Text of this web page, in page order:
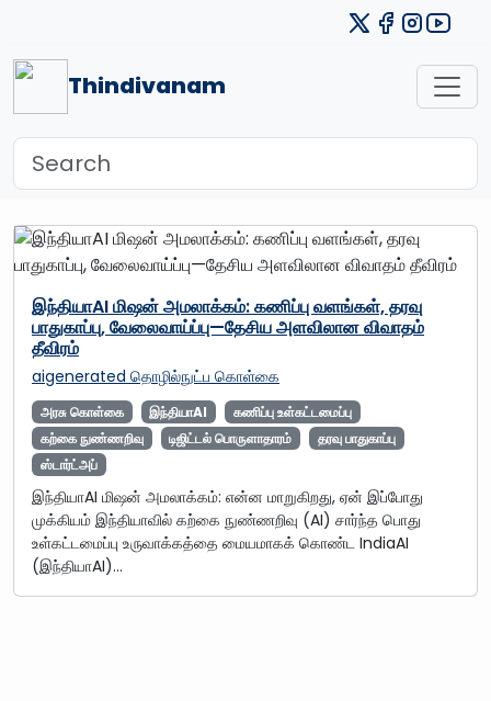
Thindivanam
இந்தியாAI மிஷன் அமலாக்கம்: கணிப்பு வளங்கள், தரவு
பாதுகாப்பு, வேலைவாய்ப்பு—தேசிய அளவிலான விவாதம்
தீவிரம்
aigenerated தொழில்நுட்ப கொள்கை
அரசு கொள்கை இந்தியாAI
கணிப்பு உள்கட்டமைப்பு
கற்கை நுண்ணறிவு
டிஜிட்டல் பொருளாதாரம்
தரவு பாதுகாப்பு
ஸ்டார்ட்அப்
இந்தியாAI மிஷன் அமலாக்கம்: என்ன மாறுகிறது, ஏன் இப்போது
முக்கியம் இந்தியாவில் கற்கை நுண்ணறிவு (AI) சார்ந்த பொது
உள்கட்டமைப்பு உருவாக்கத்தை மையமாகக் கொண்ட IndiaAI
(இந்தியாAI)…